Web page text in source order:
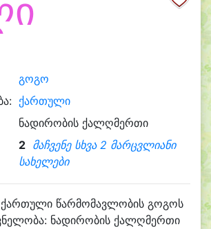
გოგო
ქართული
ნადირობის ქალღმერთი
2 მაჩვენე სხვა 2 მარცვლიანი
სახელები
წარმომავლობის გოგოს
ნადირობის ქალღმერთი